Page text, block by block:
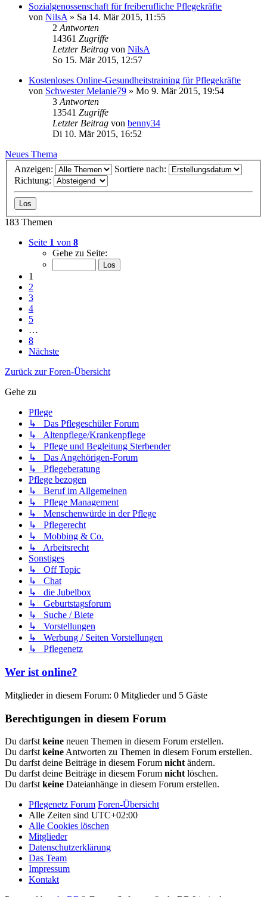
Sozialgenossenschaft für freiberufliche Pflegekräfte
von NilsA » Sa 14. Mär 2015, 11:55
2 Antworten
14361 Zugriffe
Letzter Beitrag von NilsA
So 15. Mär 2015, 12:57
Kostenloses Online-Gesundheitstraining für Pflegekräfte
von Schwester Melanie79 » Mo 9. Mär 2015, 19:54
3 Antworten
13541 Zugriffe
Letzter Beitrag von benny34
Di 10. Mär 2015, 16:52
Neues Thema
Anzeigen:
Sortiere nach:
Richtung:
183 Themen
Seite 1 von 8
Gehe zu Seite:
1
2
3
4
5
…
8
Nächste
Zurück zur Foren-Übersicht
Gehe zu
Pflege
↳ Das Pflegeschüler Forum
↳ Altenpflege/Krankenpflege
↳ Pflege und Begleitung Sterbender
↳ Das Angehörigen-Forum
↳ Pflegeberatung
Pflege bezogen
↳ Beruf im Allgemeinen
↳ Pflege Management
↳ Menschenwürde in der Pflege
↳ Pflegerecht
↳ Mobbing & Co.
↳ Arbeitsrecht
Sonstiges
↳ Off Topic
↳ Chat
↳ die Jubelbox
↳ Geburtstagsforum
↳ Suche / Biete
↳ Vorstellungen
↳ Werbung / Seiten Vorstellungen
↳ Pflegenetz
Wer ist online?
Mitglieder in diesem Forum: 0 Mitglieder und 5 Gäste
Berechtigungen in diesem Forum
Du darfst keine neuen Themen in diesem Forum erstellen.
Du darfst keine Antworten zu Themen in diesem Forum erstellen.
Du darfst deine Beiträge in diesem Forum nicht ändern.
Du darfst deine Beiträge in diesem Forum nicht löschen.
Du darfst keine Dateianhänge in diesem Forum erstellen.
Pflegenetz Forum Foren-Übersicht
Alle Zeiten sind UTC+02:00
Alle Cookies löschen
Mitglieder
Datenschutzerklärung
Das Team
Impressum
Kontakt